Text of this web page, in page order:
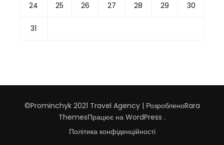
24 25 26 27 28 29 30
31
©Prominchyk 2021 Travel Agency | РозробленоRara
ThemesПрацює на WordPress .
Політика конфіденційності